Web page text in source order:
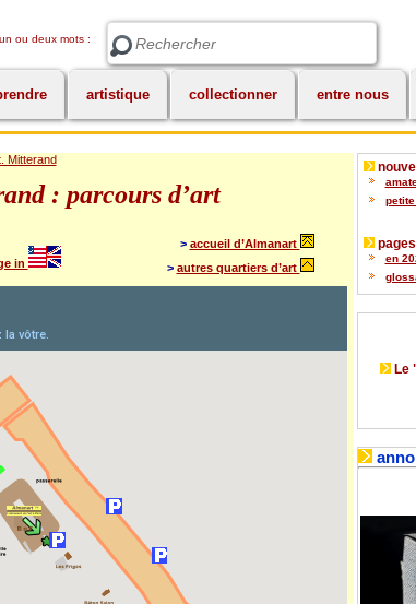
ou deux mots : Rechercher
artistique collectionner entre nous
Mitterand
: parcours d’art
in
> accueil d’Almanart
> autres quartiers d’art
en
Le